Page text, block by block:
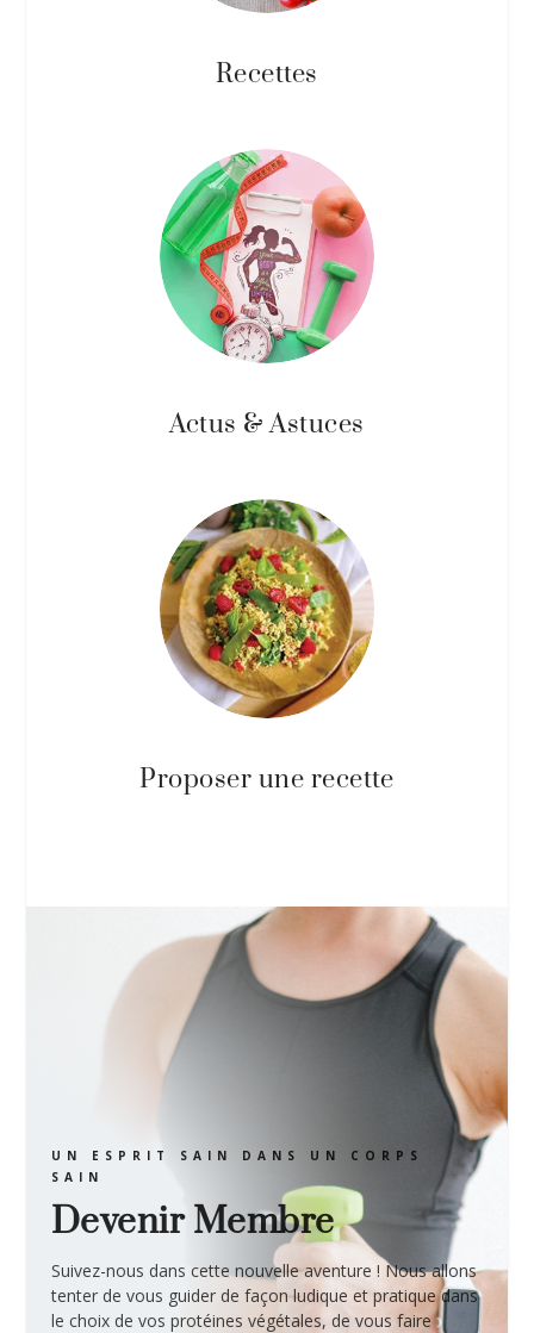
Recettes
Actus & Astuces
Proposer une recette
UN ESPRIT SAIN DANS UN CORPS
SAIN
Devenir Membre
Suivez-nous dans cette nouvelle aventure ! Nous allons
tenter de vous guider de façon ludique et pratique dans
le choix de vos protéines végétales, de vous faire